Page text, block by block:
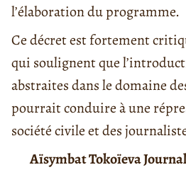
l’élaboration du programme.
Ce décret est fortement
qui soulignent que
abstraites dans le domaine
pourrait conduire à une
société civile et des
Aïsymbat Tokoïeva